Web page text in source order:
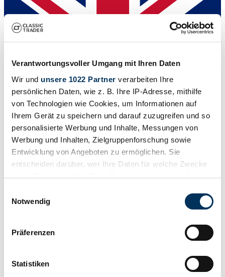
Verantwortungsvoller Umgang mit Ihren Daten
Wir und unsere 1022 Partner verarbeiten Ihre
persönlichen Daten, wie z. B. Ihre IP-Adresse, mithilfe
von Technologien wie Cookies, um Informationen auf
Ihrem Gerät zu speichern und darauf zuzugreifen und so
personalisierte Werbung und Inhalte, Messungen von
Werbung und Inhalten, Zielgruppenforschung sowie
Entwicklung von Angeboten zu ermöglichen. Sie
entscheiden darüber, wer Ihre Daten für welche Zwecke
nutzt. Sie können Ihre Einwilligung jederzeit über die
Trigger Symbol ändern oder widerrufen
Informationen über Ihre geografische Lage
können
Notwendig
Präferenzen
Statistiken
Dealer